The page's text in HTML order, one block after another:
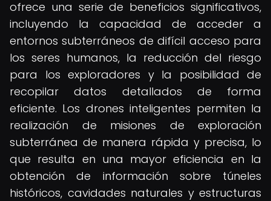
ofrece una serie de beneficios significativos,
incluyendo la capacidad de acceder a
entornos subterráneos de difícil acceso para
los seres humanos, la reducción del riesgo
para los exploradores y la posibilidad de
recopilar datos detallados de forma
eficiente. Los drones inteligentes permiten la
realización de misiones de exploración
subterránea de manera rápida y precisa, lo
que resulta en una mayor eficiencia en la
obtención de información sobre túneles
históricos, cavidades naturales y estructuras